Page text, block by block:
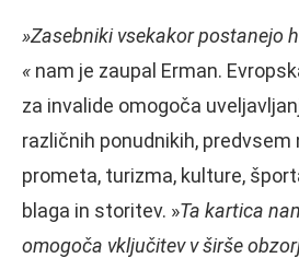
»Zasebniki vsekakor postanejo
« nam je zaupal Erman.
za invalide omogoča
različnih ponudnikih, predvsem
prometa, turizma, kulture,
blaga in storitev. »Ta kartica
omogoča vključitev v širše